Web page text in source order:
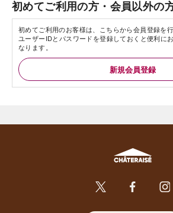
初めてご利用の方・会員以外の
初めてご利用のお客様は、こちらから会員登録を行
ユーザーIDとパスワードを登録しておくと便利に
なります。